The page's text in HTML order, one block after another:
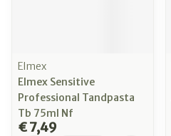
Elmex
Elmex Sensitive
Professional Tandpasta
Tb 75ml Nf
€ 7,49